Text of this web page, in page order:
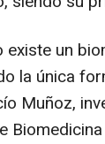
existe un
la única
Muñoz,